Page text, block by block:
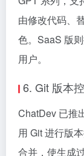
由修改代码、
色。SaaS 版
用户。
6. Git 版本
ChatDev 已推
用 Git 进行版
合并，使生成